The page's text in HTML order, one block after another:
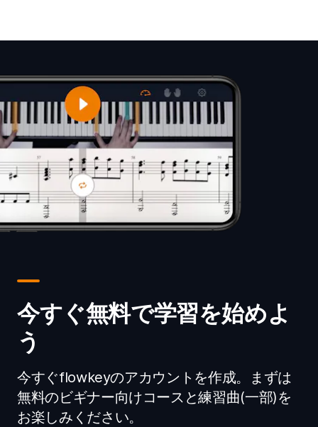
今すぐ無料で学習を始めよ
う
今すぐflowkeyのアカウントを作成。まずは
無料のビギナー向けコースと練習曲(一部)を
お楽しみください。